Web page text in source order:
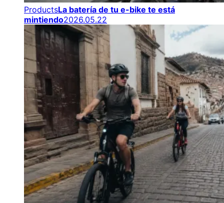
ProductsLa batería de tu e-bike te está
mintiendo2026.05.22